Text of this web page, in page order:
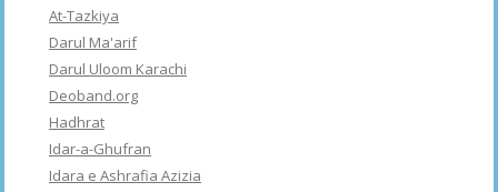
At-Tazkiya
Darul Ma'arif
Darul Uloom Karachi
Deoband.org
Hadhrat
Idar-a-Ghufran
Idara e Ashrafia Azizia